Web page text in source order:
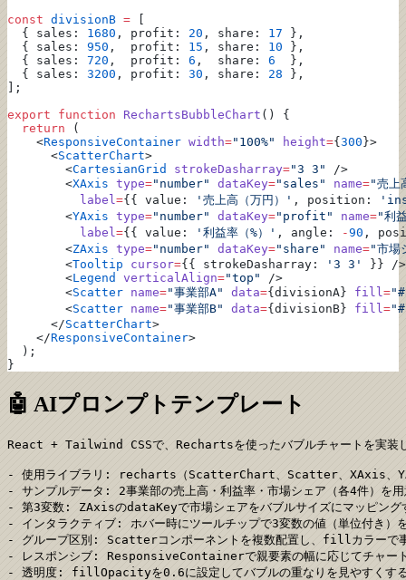
const divisionB = [
  { sales:
1680 , profit: 20 , share: 17 },
  { sales:
950 ,  profit: 15 , share: 10 },
  { sales:
720 ,  profit: 6 ,  share: 6
  },
  { sales:
3200 , profit: 30 , share: 28 },
];
export function RechartsBubbleChart () {
  return
(
    <
ResponsiveContainer width="100%" height={300}>
      <
ScatterChart>
        <
CartesianGrid strokeDasharray="3 3"
/>
        <
XAxis type="number" dataKey="sales" name="売上
          label
={{ value: '売上高（万円）' , position:
        <
YAxis type="number" dataKey="profit" name="利
          label
={{ value: '利益率（%）' , angle: -90 ,
        <
ZAxis type="number" dataKey="share" name="市場
        <
Tooltip cursor={{ strokeDasharray: '3 3'
}} />
        <
Legend verticalAlign="top"
/>
        <
Scatter name="事業部A" data={divisionA} fill =
        <
Scatter name="事業部B" data={divisionB} fill =
      </
ScatterChart>
    </
ResponsiveContainer>
  );
}
🤖 AIプロンプトテンプレート
React + Tailwind CSSで、Rechartsを使ったバブルチャートを実装
- 使用ライブラリ: recharts（ScatterChart、Scatter、XAxis
- サンプルデータ: 2事業部の売上高・利益率・市場シェア（各4件）を用
- 第3変数: ZAxisのdataKeyで市場シェアをバブルサイズにマッピン
- インタラクティブ: ホバー時にツールチップで3変数の値（単位付き）
- グループ区別: Scatterコンポーネントを複数配置し、fillカラーで事
- レスポンシブ: ResponsiveContainerで親要素の幅に応じてチャート
- 透明度: fillOpacityを0.6に設定してバブルの重なりを見やすくす